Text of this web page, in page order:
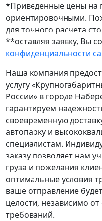
*Приведенные цены на
ориентировочными.
для точного расчета
**оставляя заявку, Вы
конфиденциальности
Наша компания
услугу
России» в городе
гарантируем
своевременную
автопарку и
специалистам.
заказу позволяет нам
груза и пожелания
оптимальные условия
ваше отправление
целости, независимо
требований.